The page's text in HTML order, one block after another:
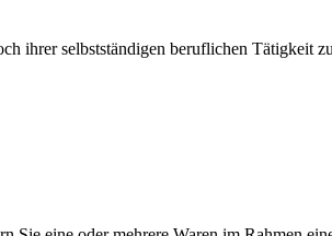
ihrer selbstständigen beruflichen Tätigkeit